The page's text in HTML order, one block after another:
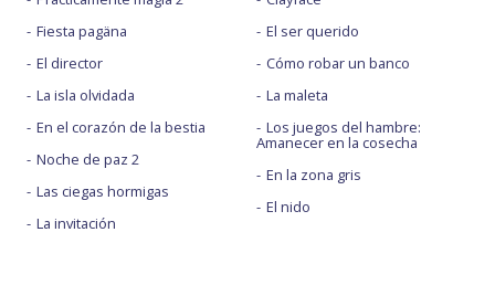
Fiesta pagäna
El director
La isla olvidada
En el corazón de la bestia
Noche de paz 2
Las ciegas hormigas
La invitación
El ser querido
Cómo robar un banco
La maleta
Los juegos del hambre:
Amanecer en la cosecha
En la zona gris
El nido